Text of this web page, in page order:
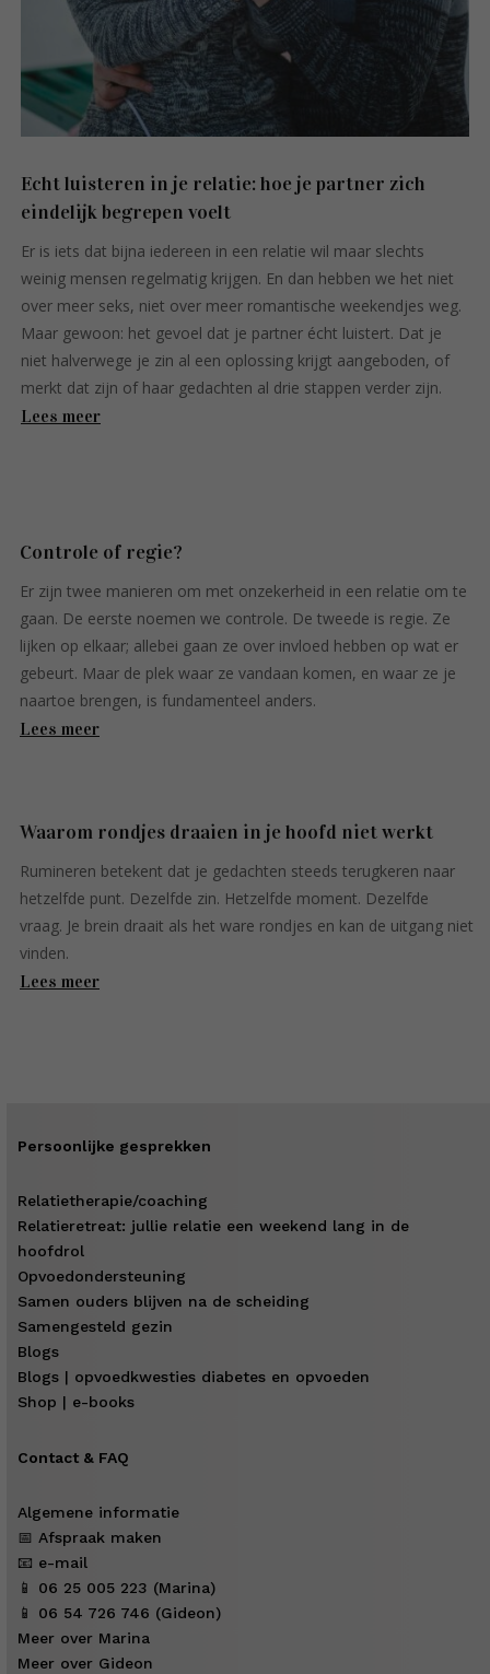
Echt luisteren in je relatie: hoe je partner zich
eindelijk begrepen voelt
Er is iets dat bijna iedereen in een relatie wil maar slechts
weinig mensen regelmatig krijgen. En dan hebben we het niet
over meer seks, niet over meer romantische weekendjes weg.
Maar gewoon: het gevoel dat je partner écht luistert. Dat je
niet halverwege je zin al een oplossing krijgt aangeboden, of
merkt dat zijn of haar gedachten al drie stappen verder zijn.
Lees meer
Controle of regie?
Er zijn twee manieren om met onzekerheid in een relatie om te
gaan. De eerste noemen we controle. De tweede is regie. Ze
lijken op elkaar; allebei gaan ze over invloed hebben op wat er
gebeurt. Maar de plek waar ze vandaan komen, en waar ze je
naartoe brengen, is fundamenteel anders.
Lees meer
Waarom rondjes draaien in je hoofd niet werkt
Rumineren betekent dat je gedachten steeds terugkeren naar
hetzelfde punt. Dezelfde zin. Hetzelfde moment. Dezelfde
vraag. Je brein draait als het ware rondjes en kan de uitgang niet
vinden.
Lees meer
Persoonlijke gesprekken
Relatietherapie/coaching
Relatieretreat: jullie relatie een weekend lang in de
hoofdrol
Opvoedondersteuning
Samen ouders blijven na de scheiding
Samengesteld gezin
Blogs
Blogs | opvoedkwesties diabetes en opvoeden
Shop | e-books
Contact & FAQ
Algemene informatie
📅 Afspraak maken
📧 e-mail
📱 06 25 005 223 (Marina)
📱 06 54 726 746 (Gideon)
Meer over Marina
Meer over Gideon